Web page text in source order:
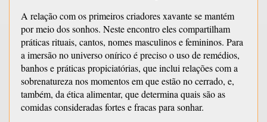
A relação com os primeiros criadores xavante se mantém
por meio dos sonhos. Neste encontro eles compartilham
práticas rituais, cantos, nomes masculinos e femininos. Para
a imersão no universo onírico é preciso o uso de remédios,
banhos e práticas propiciatórias, que inclui relações com a
sobrenatureza nos momentos em que estão no cerrado, e,
também, da ética alimentar, que determina quais são as
comidas consideradas fortes e fracas para sonhar.